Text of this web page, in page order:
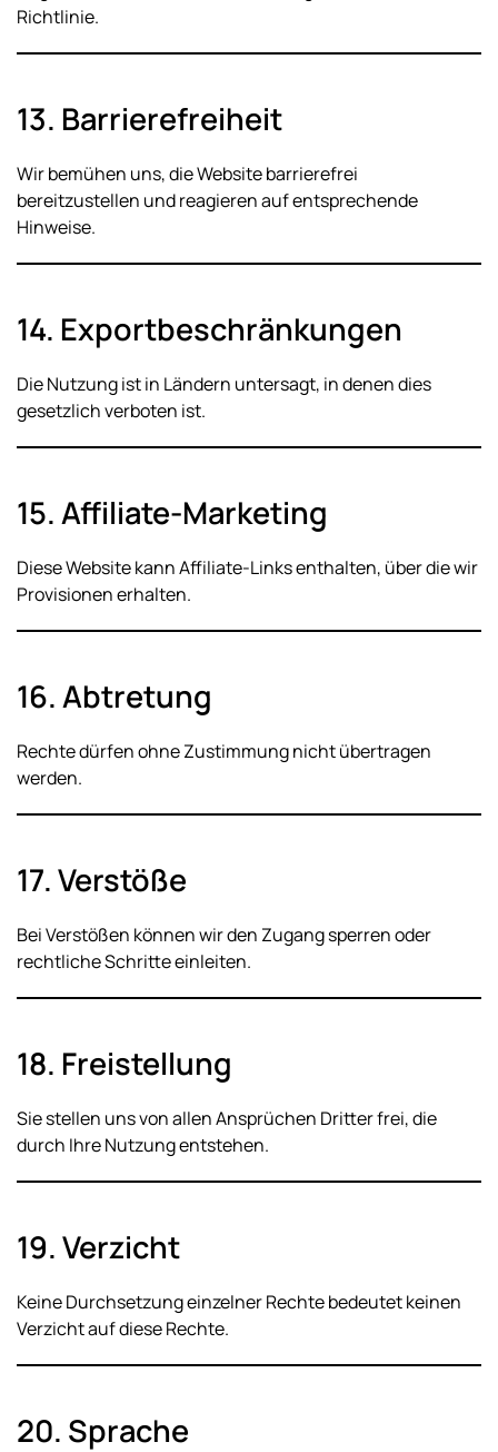
Richtlinie.
13. Barrierefreiheit
Wir bemühen uns, die Website barrierefrei
bereitzustellen und reagieren auf entsprechende
Hinweise.
14. Exportbeschränkungen
Die Nutzung ist in Ländern untersagt, in denen dies
gesetzlich verboten ist.
15. Affiliate-Marketing
Diese Website kann Affiliate-Links enthalten, über die wir
Provisionen erhalten.
16. Abtretung
Rechte dürfen ohne Zustimmung nicht übertragen
werden.
17. Verstöße
Bei Verstößen können wir den Zugang sperren oder
rechtliche Schritte einleiten.
18. Freistellung
Sie stellen uns von allen Ansprüchen Dritter frei, die
durch Ihre Nutzung entstehen.
19. Verzicht
Keine Durchsetzung einzelner Rechte bedeutet keinen
Verzicht auf diese Rechte.
20. Sprache